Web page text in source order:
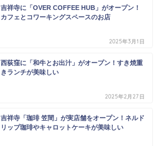
吉祥寺に「OVER COFFEE HUB」がオープン！
カフェとコワーキングスペースのお店
2025年3月1日
西荻窪に「和牛とお出汁」がオープン！すき焼重
きランチが美味しい
2025年2月27日
吉祥寺「珈琲 笠間」が実店舗をオープン！ネルド
リップ珈琲やキャロットケーキが美味しい